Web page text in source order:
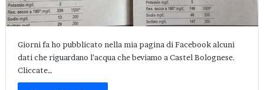
Giorni fa ho pubblicato nella mia pagina di Facebook alcuni
dati che riguardano l’acqua che beviamo a Castel Bolognese.
Cliccate…